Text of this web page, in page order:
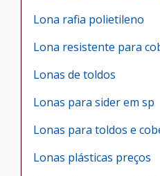
Lona rafia polietileno
Lona resistente para
Lonas de toldos
Lonas para sider em sp
Lonas para toldos e
Lonas plásticas preços